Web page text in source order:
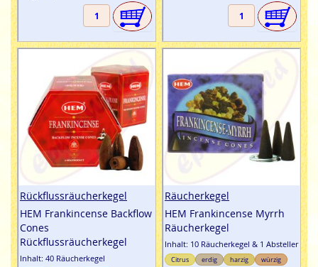
Rückflussräucherkegel
HEM Frankincense Backflow
Cones
Rückflussräucherkegel
Inhalt: 40 Räucherkegel
Räucherkegel
HEM Frankincense Myrrh
Räucherkegel
Inhalt: 10 Räucherkegel & 1 Absteller
Citrus erdig harzig würzig